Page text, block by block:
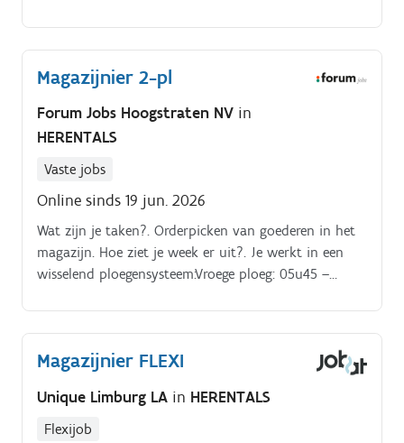
verwerkt Daarnaast verzamel je bestellingen met een
handscanner en zet je deze klaar voor verzending. Je
werkt nauwkeurig en zorgt ervoor dat de juiste
retourzendingen en zorg je ervoor dat deze vlot
worden afgehandeld. Samen met je collega's houd je
het magazijn netjes en zorg je ervoor dat de
Magazijnier 2-pl
Forum Jobs Hoogstraten NV in
HERENTALS
Vaste jobs
Online sinds 19 jun. 2026
Wat zijn je taken?. Orderpicken van goederen in het
magazijn. Hoe ziet je week er uit?. Je werkt in een
wisselend ploegensysteem:Vroege ploeg: 05u45 –
Magazijnier FLEXI
Unique Limburg LA in HERENTALS
Flexijob